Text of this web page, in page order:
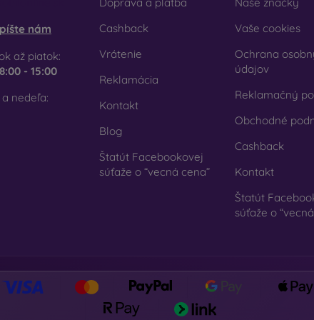
nám
až piatok:
8:00 - 15:00
nedeľa:
Cashback
Vrátenie
Reklamácia
Kontakt
Blog
Štatút Facebookovej
súťaže o “vecná cena”
Vaše cookies
Ochrana
údajov
Reklamačný
Obchodné
Cashback
Kontakt
Štatút
súťaže o